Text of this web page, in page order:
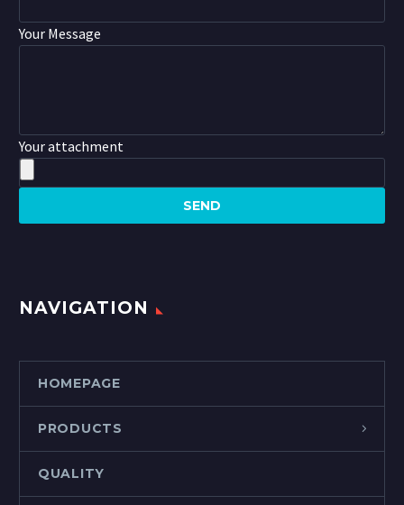
Your Message
Your attachment
NAVIGATION
HOMEPAGE
PRODUCTS
QUALITY